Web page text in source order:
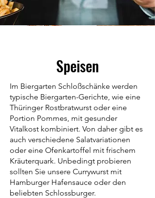
Speisen
Im Biergarten Schloßschänke werden
typische Biergarten-Gerichte, wie eine
Thüringer Rostbratwurst oder eine
Portion Pommes, mit gesunder
Vitalkost kombiniert. Von daher gibt es
auch verschiedene Salatvariationen
oder eine Ofenkartoffel mit frischem
Kräuterquark. Unbedingt probieren
sollten Sie unsere Currywurst mit
Hamburger Hafensauce oder den
beliebten Schlossburger.